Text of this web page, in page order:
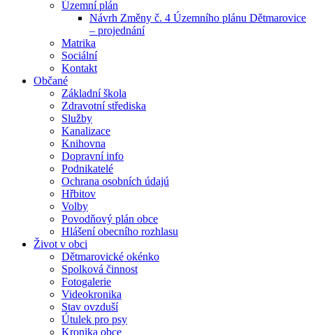
Územní plán
Návrh Změny č. 4 Územního plánu Dětmarovice
– projednání
Matrika
Sociální
Kontakt
Občané
Základní škola
Zdravotní střediska
Služby
Kanalizace
Knihovna
Dopravní info
Podnikatelé
Ochrana osobních údajú
Hřbitov
Volby
Povodňový plán obce
Hlášení obecního rozhlasu
Život v obci
Dětmarovické okénko
Spolková činnost
Fotogalerie
Videokronika
Stav ovzduší
Útulek pro psy
Kronika obce